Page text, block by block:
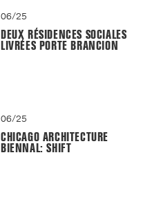
06/25
DEUX RÉSIDENCES SOCIALES
LIVRÉES PORTE BRANCION
06/25
CHICAGO ARCHITECTURE
BIENNAL: SHIFT